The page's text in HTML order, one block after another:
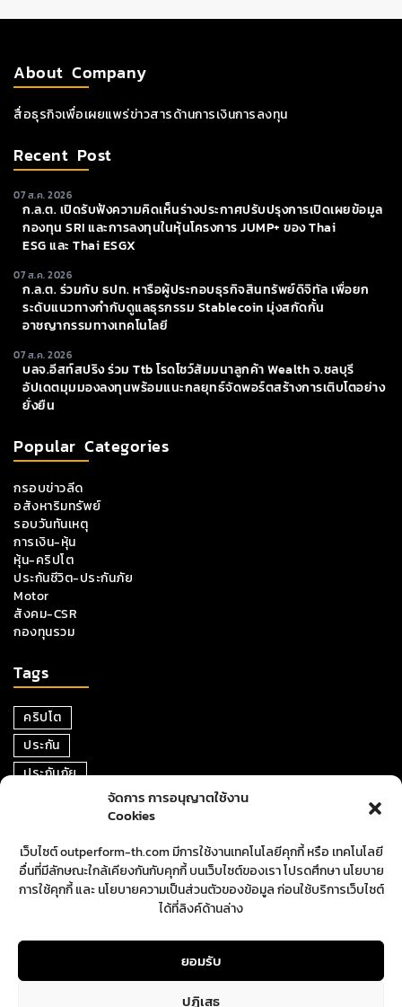
จัดการ การอนุญาตใช้งาน
Cookies
เว็บไซต์ outperform-th.com มีการใช้งานเทคโนโลยีคุกกี้ หรือ เทคโนโลยี
อื่นที่มีลักษณะใกล้เคียงกันกับคุกกี้ บนเว็บไซต์ของเรา โปรดศึกษา นโยบาย
การใช้คุกกี้ และ นโยบายความเป็นส่วนตัวของข้อมูล ก่อนใช้บริการเว็บไซต์
ได้ที่ลิงค์ด้านล่าง
ยอมรับ
ปฏิเสธ
About Company
สื่อธุรกิจเพื่อเผยแพร่ข่าวสารด้านการเงินการลงทุน
Recent Post
07 ส.ค. 2026
ก.ล.ต. เปิดรับฟังความคิดเห็นร่างประกาศปรับปรุงการเปิดเผยข้อมูล
กองทุน SRI และการลงทุนในหุ้นโครงการ JUMP+ ของ Thai
ESG และ Thai ESGX
07 ส.ค. 2026
ก.ล.ต. ร่วมกับ ธปท. หารือผู้ประกอบธุรกิจสินทรัพย์ดิจิทัล เพื่อยก
ระดับแนวทางกำกับดูแลธุรกรรม Stablecoin มุ่งสกัดกั้น
อาชญากรรมทางเทคโนโลยี
07 ส.ค. 2026
บลจ.อีสท์สปริง ร่วม Ttb โรดโชว์สัมมนาลูกค้า Wealth จ.ชลบุรี
อัปเดตมุมมองลงทุนพร้อมแนะกลยุทธ์จัดพอร์ตสร้างการเติบโตอย่าง
ยั่งยืน
Popular Categories
กรอบข่าวลีด
อสังหาริมทรัพย์
รอบวันทันเหตุ
การเงิน-หุ้น
หุ้น-คริปโต
ประกันชีวิต-ประกันภัย
Motor
สังคม-CSR
กองทุนรวม
Tags
คริปโต
ประกัน
ประกันภัย
ตราสารหนี้
อสังหาริมทรัพย์
ตลาดหุ้น